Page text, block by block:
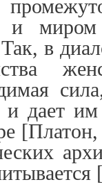
и
в
дает им